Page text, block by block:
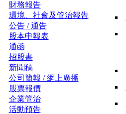
財務報告
環境、社會及管治報告
公告 / 通告
股本申報表
通函
招股書
新聞稿
公司簡報 / 網上廣播
股票報價
企業管治
活動預告